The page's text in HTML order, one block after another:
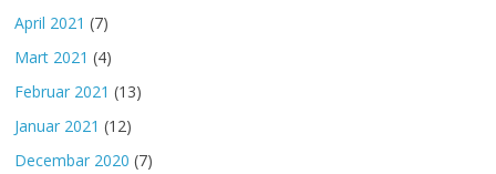
April 2021 (7)
Mart 2021 (4)
Februar 2021 (13)
Januar 2021 (12)
Decembar 2020 (7)